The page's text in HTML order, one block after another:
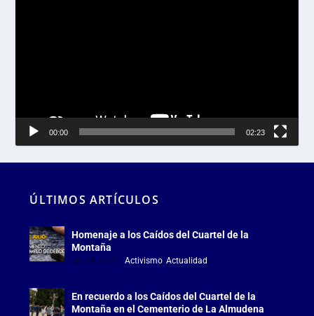
00:00 02:23
ÚLTIMOS ARTÍCULOS
Homenaje a los Caídos del Cuartel de la
Montaña
Jul 18, 2026 |Activismo,Actualidad
En recuerdo a los Caídos del Cuartel de la
Montaña en el Cementerio de La Almudena